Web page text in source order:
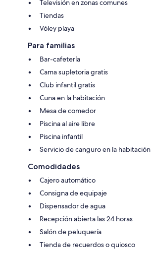
Televisión en zonas comunes
Tiendas
Vóley playa
Para familias
Bar-cafetería
Cama supletoria gratis
Club infantil gratis
Cuna en la habitación
Mesa de comedor
Piscina al aire libre
Piscina infantil
Servicio de canguro en la habitación
Comodidades
Cajero automático
Consigna de equipaje
Dispensador de agua
Recepción abierta las 24 horas
Salón de peluquería
Tienda de recuerdos o quiosco